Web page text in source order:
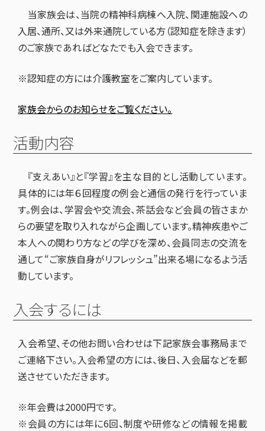
当家族会は、当院の精神科病棟へ入院、関連施設への
入居、通所、又は外来通院している方（認知症を除きます）
のご家族であればどなたでも入会できます。
※認知症の方には介護教室をご案内しています。
家族会からのお知らせをご覧ください。
活動内容
『支えあい』と『学習』を主な目的とし活動しています。
具体的には年６回程度の例会と通信の発行を行っていま
す。例会は、学習会や交流会、茶話会など会員の皆さまか
らの要望を取り入れながら企画しています。精神疾患やご
本人への関わり方などの学びを深め、会員同志の交流を
通して“ご家族自身がリフレッシュ”出来る場になるよう活
動しています。
入会するには
入会希望、その他お問い合わせは下記家族会事務局まで
ご連絡下さい。入会希望の方には、後日、入会届などを郵
送させていただきます。
※年会費は2000円です。
※会員の方には年に6回、制度や研修などの情報を掲載